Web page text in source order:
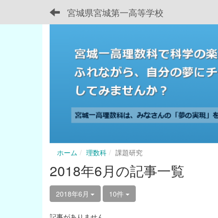
宮城県宮城第一高等学校
ホーム 理数科 課題研究
2018年6月の記事一覧
2018年6月 10件